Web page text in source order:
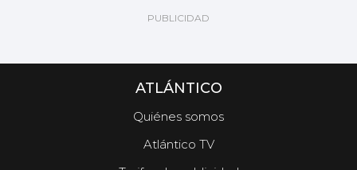
ATLÁNTICO
Quiénes somos
Atlántico TV